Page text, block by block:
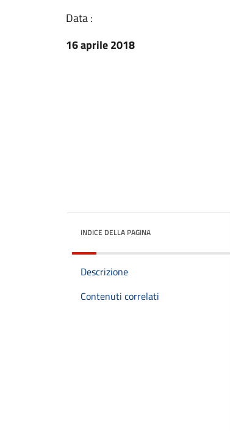
Data :
16 aprile 2018
INDICE DELLA PAGINA
Descrizione
Contenuti correlati